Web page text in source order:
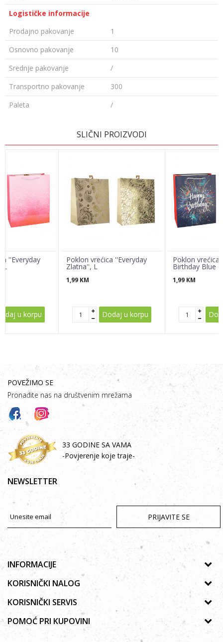
Logističke informacije
Prodajno pakovanje
1
Osnovno pakovanje
10
Srednje pakovanje
/
Transportno pakovanje
300
Paleta
/
Poruka
SLIČNI PROIZVODI
''Everyday
L
u korpu
Poklon vrećica ''Everyday
Zlatna'', L
1,99 KM
Dodaj u korpu
Poklon vrećica
Birthday Blue
1,99 KM
POVEŽIMO SE
Pronađite nas na društvenim mrežama
33 GODINE SA VAMA
-Povjerenje koje traje-
NEWSLETTER
PRIJAVITE SE
INFORMACIJE
O nama
Galerija
Saradnja
KORISNIČKI NALOG
Uputstvo za registraciju
Zaboravljena lozinka
Poručivanje
KORISNIČKI SERVIS
Politika privatnosti
Autorska prava
POMOĆ PRI KUPOVINI
Kako kupiti online?